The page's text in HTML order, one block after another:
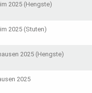
2025 (Hengste)
2025 (Stuten)
2025 (Hengste)
2025